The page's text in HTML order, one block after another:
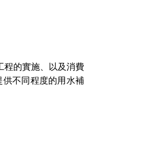
的實施、以及消費
供不同程度的用水補